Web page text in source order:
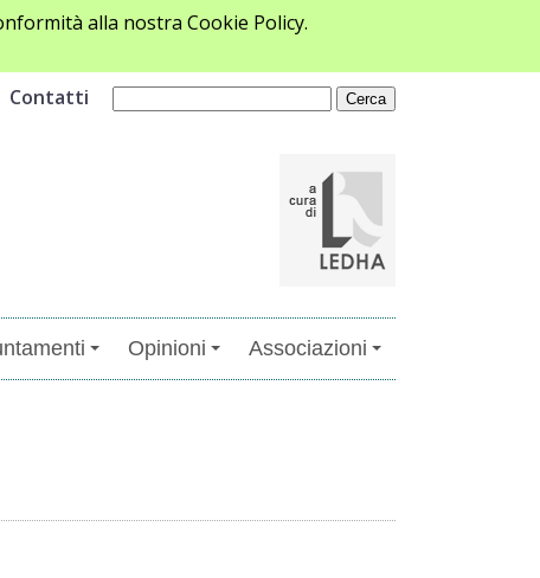
alla nostra Cookie Policy.
Contatti
Opinioni Associazioni